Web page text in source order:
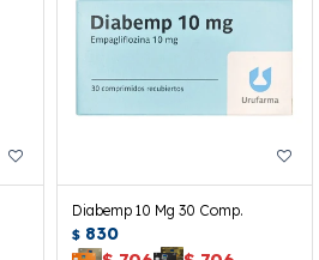
Diabemp 10 Mg 30 Comp.
$ 830